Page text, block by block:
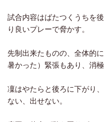
試合内容はばたつくうちを
り良いプレーで脅かす。
先制出来たものの、全体的
暑かった）緊張もあり、消
凜はやたらと後ろに下がり
ない、出せない。